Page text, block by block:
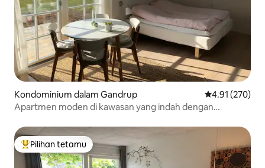
Kondominium dalam Gandrup Penarafan
4.91 (270)
Apartmen moden di kawasan yang indah dengan
Pilihan utama tetamu
Pilihan tetamu